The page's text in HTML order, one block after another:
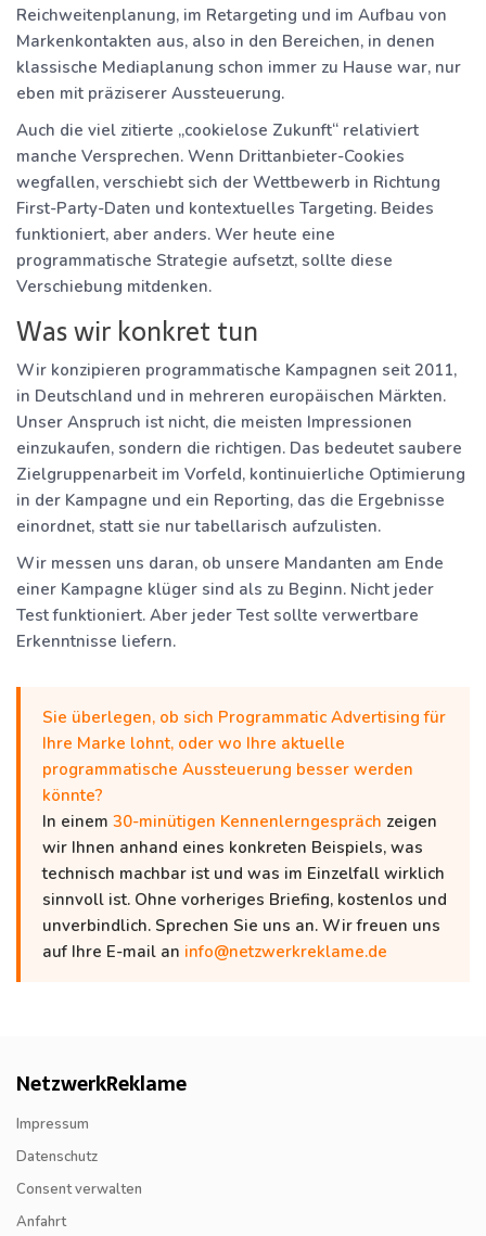
Reichweitenplanung, im Retargeting und im Aufbau von
Markenkontakten aus, also in den Bereichen, in denen
klassische Mediaplanung schon immer zu Hause war, nur
eben mit präziserer Aussteuerung.
Auch die viel zitierte „cookielose Zukunft“ relativiert
manche Versprechen. Wenn Drittanbieter-Cookies
wegfallen, verschiebt sich der Wettbewerb in Richtung
First-Party-Daten und kontextuelles Targeting. Beides
funktioniert, aber anders. Wer heute eine
programmatische Strategie aufsetzt, sollte diese
Verschiebung mitdenken.
Was wir konkret tun
Wir konzipieren programmatische Kampagnen seit 2011,
in Deutschland und in mehreren europäischen Märkten.
Unser Anspruch ist nicht, die meisten Impressionen
einzukaufen, sondern die richtigen. Das bedeutet saubere
Zielgruppenarbeit im Vorfeld, kontinuierliche Optimierung
in der Kampagne und ein Reporting, das die Ergebnisse
einordnet, statt sie nur tabellarisch aufzulisten.
Wir messen uns daran, ob unsere Mandanten am Ende
einer Kampagne klüger sind als zu Beginn. Nicht jeder
Test funktioniert. Aber jeder Test sollte verwertbare
Erkenntnisse liefern.
Sie überlegen, ob sich Programmatic Advertising für
Ihre Marke lohnt, oder wo Ihre aktuelle
programmatische Aussteuerung besser werden
könnte?
In einem 30-minütigen Kennenlerngespräch zeigen
wir Ihnen anhand eines konkreten Beispiels, was
technisch machbar ist und was im Einzelfall wirklich
sinnvoll ist. Ohne vorheriges Briefing, kostenlos und
unverbindlich. Sprechen Sie uns an. Wir freuen uns
auf Ihre E-mail an info@netzwerkreklame.de
NetzwerkReklame
Impressum
Datenschutz
Consent verwalten
Anfahrt